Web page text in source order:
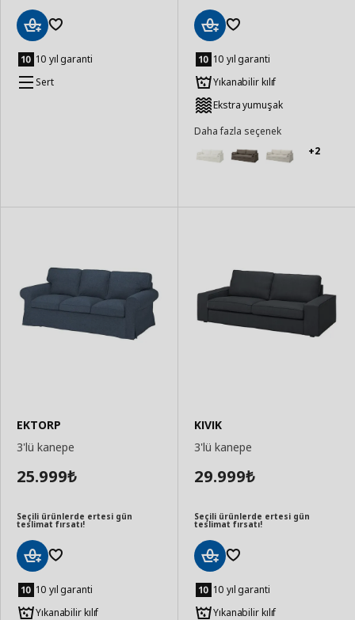
Ekle 10 yıl garanti
Sert
Ekle 10 yıl garanti
Yıkanabilir kılıf
Ekstra yumuşak
Daha fazla seçenek
+2
EKTORP
3'lü kanepe
25.999₺
Seçili ürünlerde ertesi gün
teslimat fırsatı!
Ekle 10 yıl garanti
Yıkanabilir kılıf
KIVIK
3'lü kanepe
29.999₺
Seçili ürünlerde ertesi gün
teslimat fırsatı!
Ekle 10 yıl garanti
Yıkanabilir kılıf